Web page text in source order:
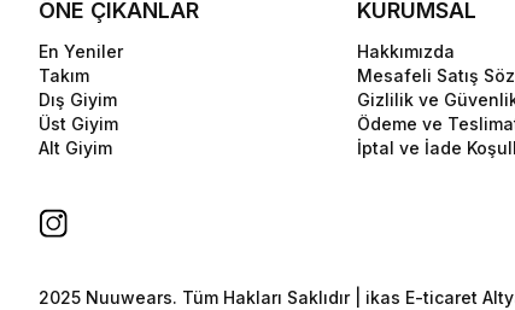
ÖNE ÇIKANLAR
En Yeniler
Takım
Dış Giyim
Üst Giyim
Alt Giyim
KURUMSAL
Hakkımızda
Mesafeli Satış
Gizlilik ve
Ödeme ve
İptal ve İade
2025 Nuuwears. Tüm Hakları Saklıdır | ikas E-ticaret